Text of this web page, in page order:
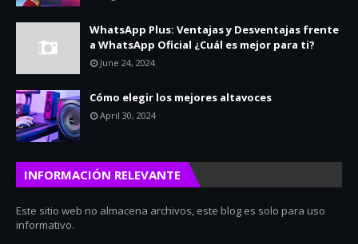
WhatsApp Plus: Ventajas y Desventajas frente
a WhatsApp Oficial ¿Cuál es mejor para ti?
June 24, 2024
Cómo elegir los mejores altavoces
April 30, 2024
INFORMACIÓN RELEVANTE
Este sitio web no almacena archivos, este blog es solo para uso
informativo.